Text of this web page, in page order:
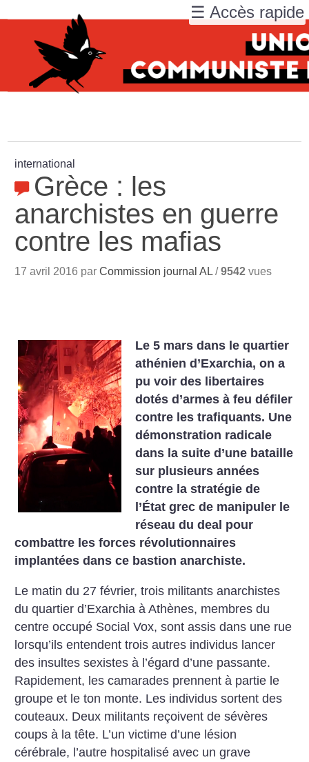
international
Grèce : les
anarchistes en guerre
contre les mafias
17 avril 2016 parCommission journal AL /9542 vues
Le 5 mars dans le quartier
athénien d’Exarchia, on a
pu voir des libertaires
dotés d’armes à feu défiler
contre les trafiquants. Une
démonstration radicale
dans la suite d’une bataille
sur plusieurs années
contre la stratégie de
l’État grec de manipuler le
réseau du deal pour
combattre les forces révolutionnaires
implantées dans ce bastion anarchiste.
Le matin du 27 février, trois militants anarchistes
du quartier d’Exarchia à Athènes, membres du
centre occupé Social Vox, sont assis dans une rue
lorsqu’ils entendent trois autres individus lancer
des insultes sexistes à l’égard d’une passante.
Rapidement, les camarades prennent à partie le
groupe et le ton monte. Les individus sortent des
couteaux. Deux militants reçoivent de sévères
coups à la tête. L’un victime d’une lésion
cérébrale, l’autre hospitalisé avec un grave
☰ Accès rapide